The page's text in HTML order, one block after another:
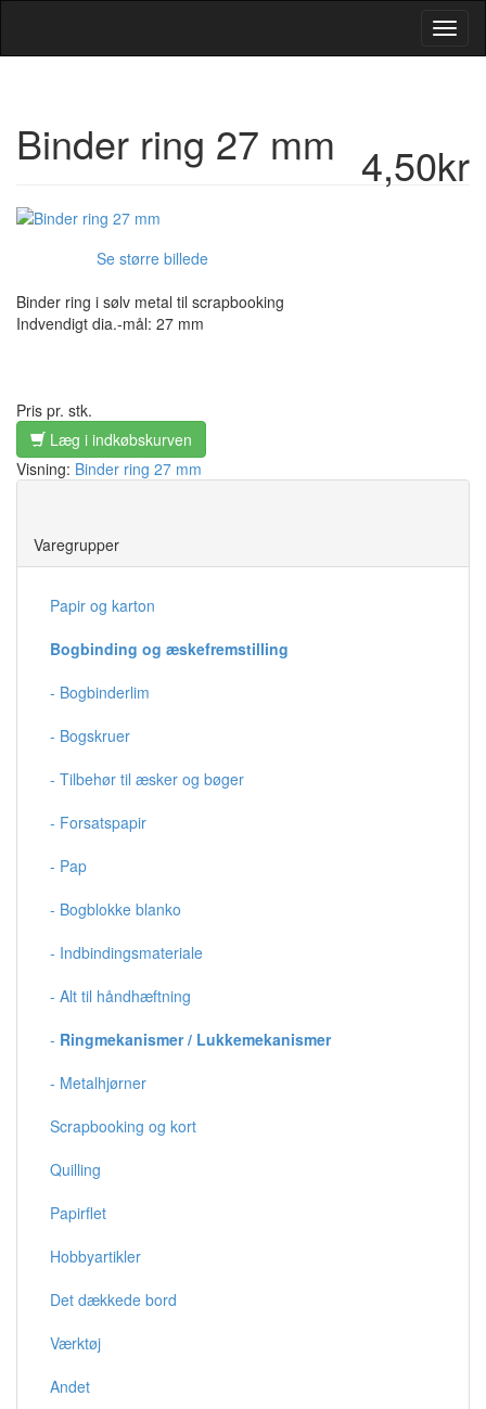
4,50kr
Binder ring 27 mm
Se større billede
Binder ring i sølv metal til scrapbooking
Indvendigt dia.-mål: 27 mm
Pris pr. stk.
Læg i indkøbskurven
Visning: Binder ring 27 mm
Varegrupper
Papir og karton
Bogbinding og æskefremstilling
- Bogbinderlim
- Bogskruer
- Tilbehør til æsker og bøger
- Forsatspapir
- Pap
- Bogblokke blanko
- Indbindingsmateriale
- Alt til håndhæftning
- Ringmekanismer / Lukkemekanismer
- Metalhjørner
Scrapbooking og kort
Quilling
Papirflet
Hobbyartikler
Det dækkede bord
Værktøj
Andet